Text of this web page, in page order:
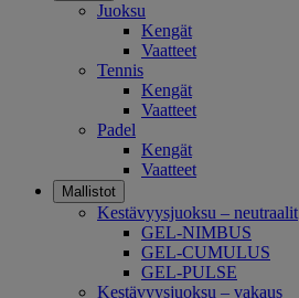
Juoksu
Kengät
Vaatteet
Tennis
Kengät
Vaatteet
Padel
Kengät
Vaatteet
Mallistot
Kestävyysjuoksu – neutraalit
GEL-NIMBUS
GEL-CUMULUS
GEL-PULSE
Kestävyysjuoksu – vakaus